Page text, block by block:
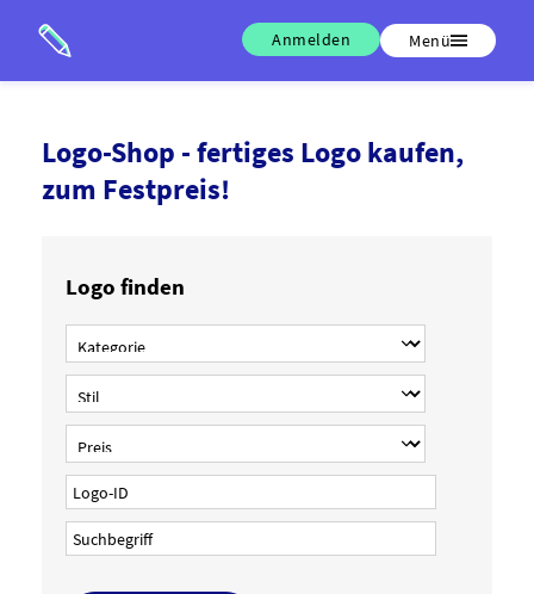
Anmelden Menü
Logo-Shop - fertiges Logo kaufen,
zum Festpreis!
Logo finden